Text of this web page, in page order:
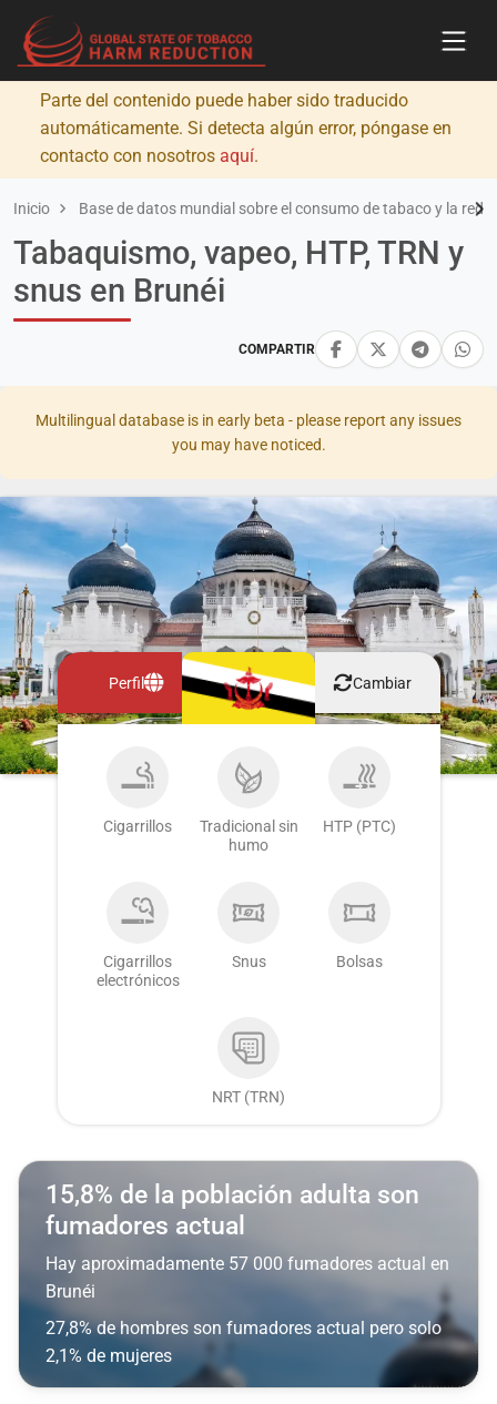
Parte del contenido puede haber sido traducido
automáticamente. Si detecta algún error, póngase en
contacto con nosotros aquí.
Inicio Base de datos mundial sobre el consumo de tabaco y la
COMPARTIR
Tabaquismo, vapeo, HTP, TRN y
snus en Brunéi
Multilingual database is in early beta - please report any issues
you may have noticed.
Perfil Cambiar
Cigarrillos
Tradicional sin
humo
HTP (PTC)
Cigarrillos
electrónicos
Snus Bolsas
NRT (TRN)
15,8% de la población adulta son
fumadores actual
Hay aproximadamente 57 000 fumadores actual en
Brunéi
27,8% de hombres son fumadores actual pero solo
2,1% de mujeres